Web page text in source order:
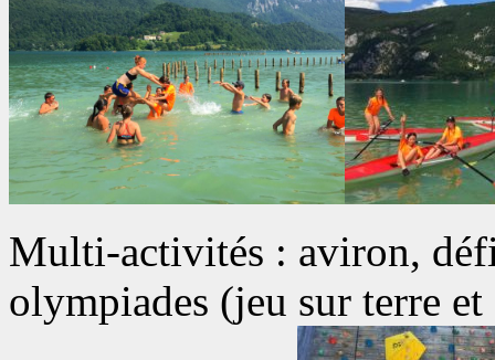
Multi-activités : aviron,
olympiades (jeu sur terre et